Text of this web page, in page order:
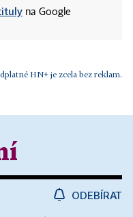
na Google
HN+ je zcela bez reklam.
ODEBÍRAT